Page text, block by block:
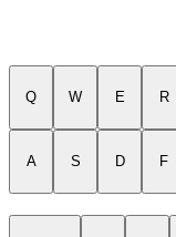
Q W E R
A S D F